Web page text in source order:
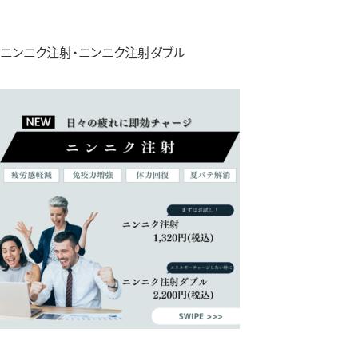
ニンニク注射・ニンニク注射ダブル